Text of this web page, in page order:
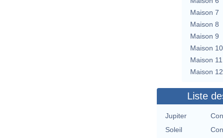
Maison 7
Maison 8
Maison 9
Maison 10
Maison 11
Maison 12
Liste
Jupiter
Soleil